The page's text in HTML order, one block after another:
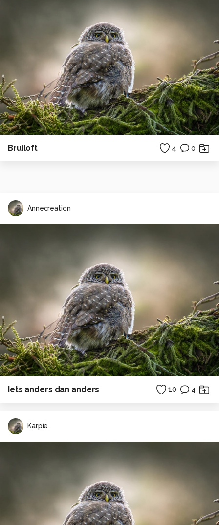
Bruiloft 4 0
Annecreation
Iets anders dan anders 10 4
Karpie